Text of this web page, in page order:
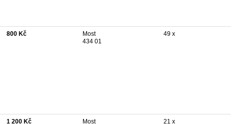
800 Kč
Most
434 01
49 x
1 200 Kč
Most
21 x